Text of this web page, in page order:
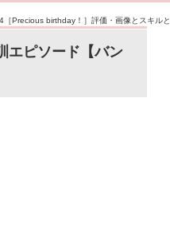
［Precious birthday！］評価・画像とスキル
エピソード【バン